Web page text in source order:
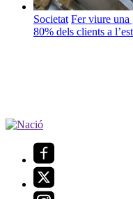
Societat Fer viure una
80% dels clients a